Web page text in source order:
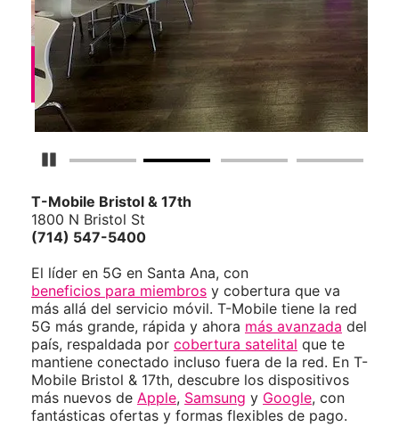
Detener carrusel
T-Mobile Bristol & 17th
1800 N Bristol St
(714) 547-5400
El líder en 5G en Santa Ana, con
beneficios para miembros y cobertura que va
más allá del servicio móvil. T-Mobile tiene la red
5G más grande, rápida y ahora más avanzada del
país, respaldada por cobertura satelital que te
mantiene conectado incluso fuera de la red. En T-
Mobile Bristol & 17th, descubre los dispositivos
más nuevos de Apple, Samsung y Google, con
fantásticas ofertas y formas flexibles de pago.